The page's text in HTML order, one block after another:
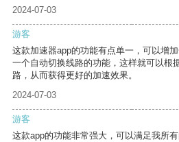
2024-07-03
游客
这款加速器app的功能有点单一，可以增
一个自动切换线路的功能，这样就可以根
路，从而获得更好的加速效果。
2024-07-03
游客
这款app的功能非常强大，可以满足我所